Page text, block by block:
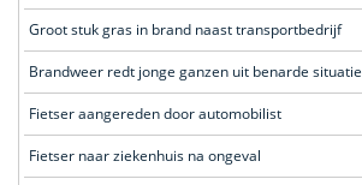
Groot stuk gras in brand naast transportbedrijf
Brandweer redt jonge ganzen uit benarde situatie
Fietser aangereden door automobilist
Fietser naar ziekenhuis na ongeval